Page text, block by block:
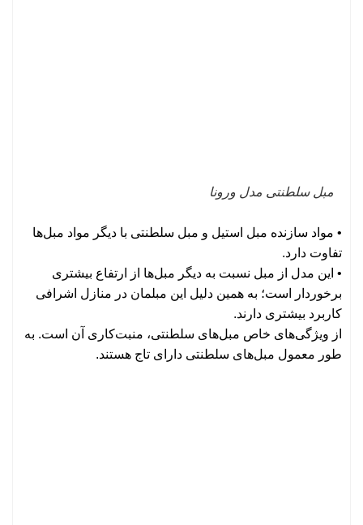
مبل سلطنتی مدل ورونا
• مواد سازنده مبل استیل و مبل سلطنتی با دیگر مواد مبل‌ها
تفاوت دارد.
• این مدل از مبل نسبت به دیگر مبل‌ها از ارتفاع بیشتری
برخوردار است؛ به همین دلیل این مبلمان در منازل اشرافی
کاربرد بیشتری دارند.
از ویژگی‌های خاص مبل‌های سلطنتی، منبت‌کاری آن است. به
طور معمول مبل‌های سلطنتی دارای تاج هستند.